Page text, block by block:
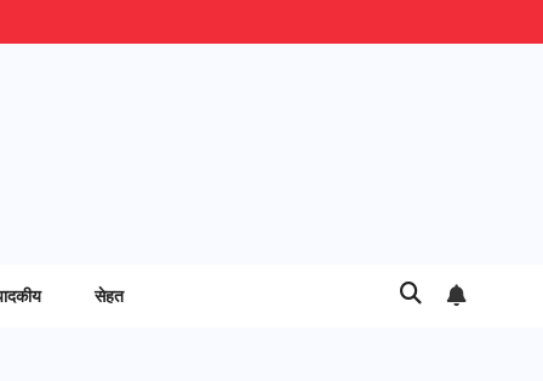
सेहत